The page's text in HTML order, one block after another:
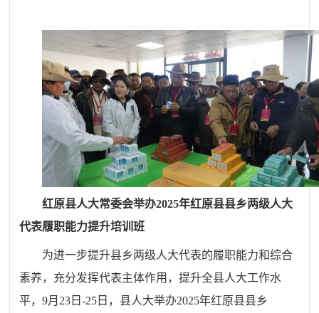
红原县人大常委会举办2025年红原县县乡两级人大
代表履职能力提升培训班
为进一步提升县乡两级人大代表的履职能力和综合
素养，充分发挥代表主体作用，提升全县人大工作水
平，9月23日-25日，县人大举办2025年红原县县乡